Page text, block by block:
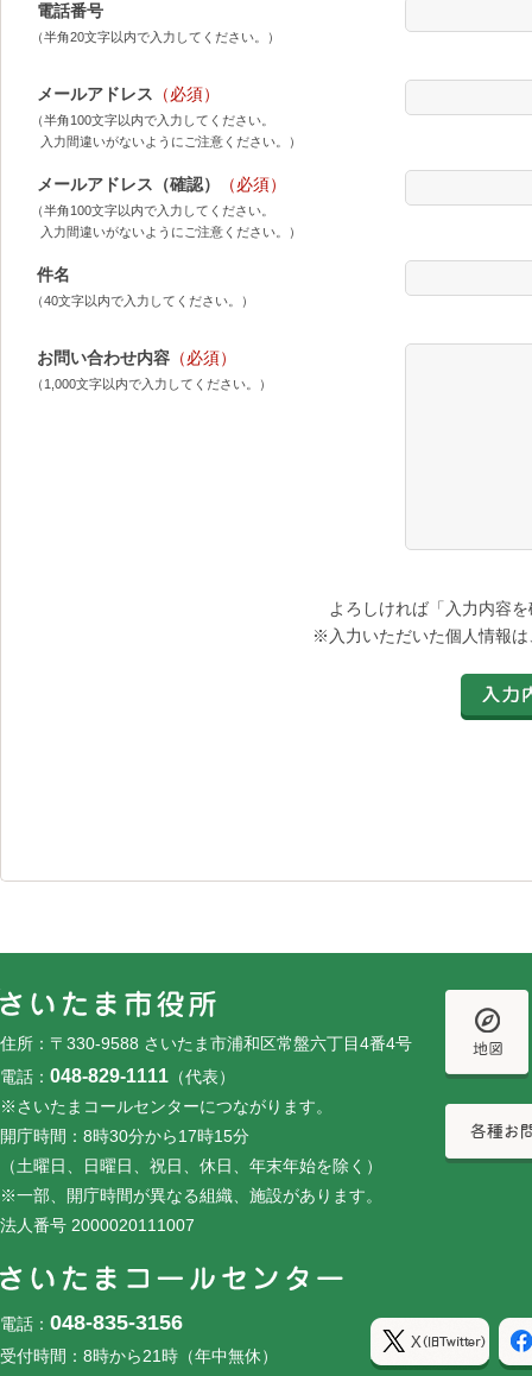
電話番号
（半角20文字以内で入力してください。）
メールアドレス （必須）
（半角100文字以内で入力してください。
入力間違いがないようにご注意ください。）
メールアドレス（確認） （必須）
（半角100文字以内で入力してください。
入力間違いがないようにご注意ください。）
件名
（40文字以内で入力してください。）
お問い合わせ内容 （必須）
（1,000文字以内で入力してください。）
よろしければ「入力内容
※入力いただいた個人情報
住所：〒330-9588 さいたま市浦和区常盤六丁目4番4号
電話： 048-829-1111 （代表）
※さいたまコールセンターにつながります。
開庁時間：8時30分から17時15分
（土曜日、日曜日、祝日、休日、年末年始を除く）
※一部、開庁時間が異なる組織、施設があります。
法人番号 2000020111007
電話： 048-835-3156
受付時間：8時から21時（年中無休）